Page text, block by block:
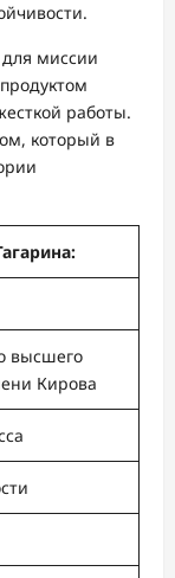
миссии
работы.
который в
высшего
Кирова